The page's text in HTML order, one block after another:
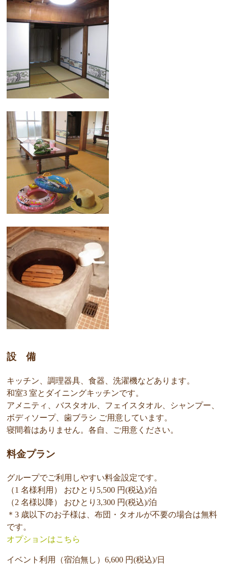
設 備
キッチン、調理器具、食器、洗濯機などあります。
和室3 室とダイニングキッチンです。
アメニティ、バスタオル、フェイスタオル、シャンプー、
ボディソープ、歯ブラシ ご用意しています。
寝間着はありません。各自、ご用意ください。
料金プラン
グループでご利用しやすい料金設定です。
（1 名様利用） おひとり5,500 円(税込)/泊
（2 名様以降） おひとり3,300 円(税込)/泊
＊3 歳以下のお子様は、布団・タオルが不要の場合は無料
です。
オプションはこちら
イベント利用（宿泊無し）6,600 円(税込)/日